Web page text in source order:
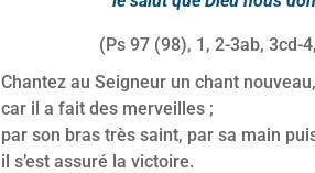
(Ps 97 (98), 1, 2-3ab, 3cd-
Chantez au Seigneur un chant nouveau,
car il a fait des merveilles ;
par son bras très saint, par sa main
il s’est assuré la victoire.